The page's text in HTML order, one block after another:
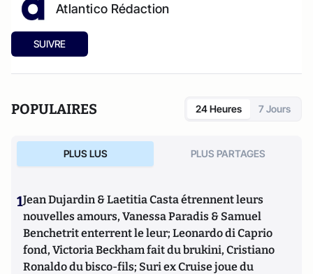
Atlantico Rédaction
SUIVRE
POPULAIRES 24 Heures 7 Jours
PLUS LUS PLUS PARTAGES
1Jean Dujardin & Laetitia Casta étrennent leurs
nouvelles amours, Vanessa Paradis & Samuel
Benchetrit enterrent le leur; Leonardo di Caprio
fond, Victoria Beckham fait du brukini, Cristiano
Ronaldo du bisco-fils; Suri ex Cruise joue du